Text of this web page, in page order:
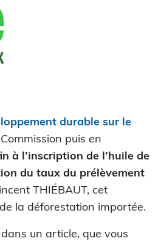
durable sur le
puis en
à l’inscription de l’huile de
du taux du prélèvement
THIÉBAUT, cet
la déforestation importée.
un article, que vous